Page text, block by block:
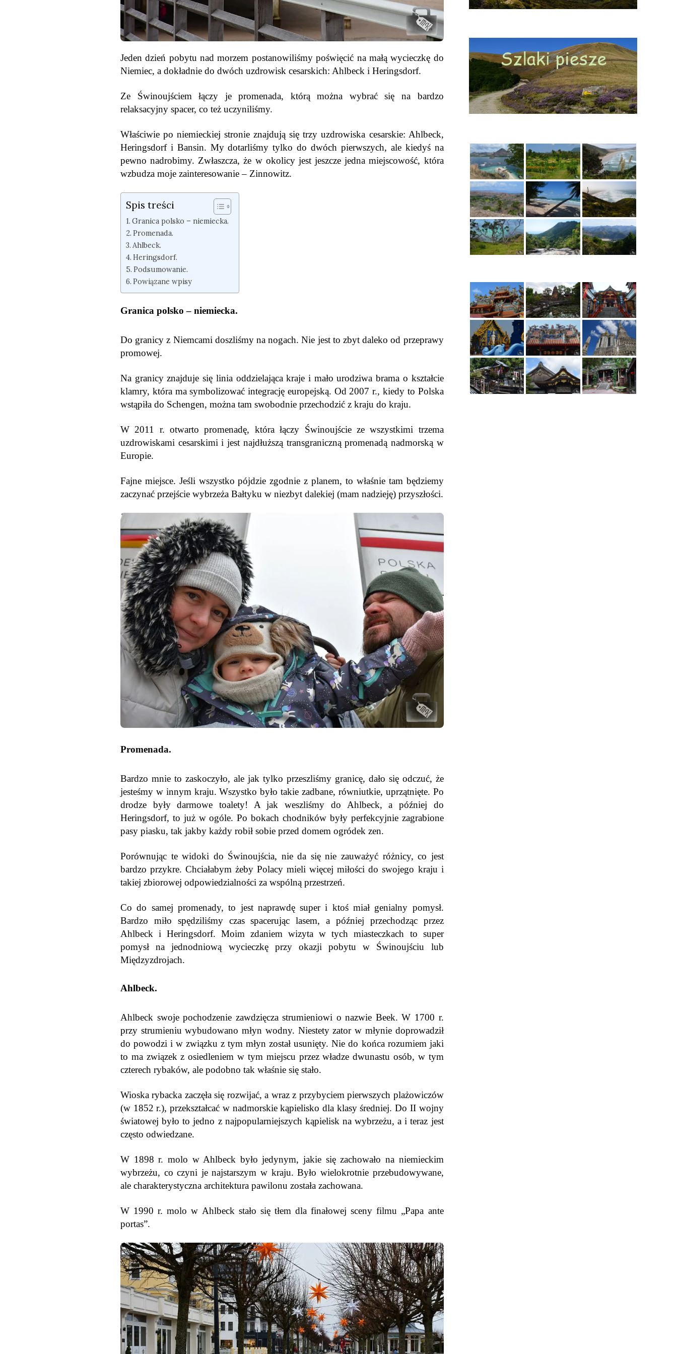
Jeden dzień pobytu nad morzem postanowiliśmy poświęcić na małą wycieczkę do
Niemiec, a dokładnie do dwóch uzdrowisk cesarskich: Ahlbeck i Heringsdorf.
Ze Świnoujściem łączy je promenada, którą można wybrać się na bardzo
relaksacyjny spacer, co też uczyniliśmy.
Właściwie po niemieckiej stronie znajdują się trzy uzdrowiska cesarskie: Ahlbeck,
Heringsdorf i Bansin. My dotarliśmy tylko do dwóch pierwszych, ale kiedyś na
pewno nadrobimy. Zwłaszcza, że w okolicy jest jeszcze jedna miejscowość, która
wzbudza moje zainteresowanie – Zinnowitz.
Spis treści
Granica polsko – niemiecka.
Promenada.
Ahlbeck.
Heringsdorf.
Podsumowanie.
Powiązane wpisy
Granica polsko – niemiecka.
Do granicy z Niemcami doszliśmy na nogach. Nie jest to zbyt daleko od przeprawy
promowej.
Na granicy znajduje się linia oddzielająca kraje i mało urodziwa brama o kształcie
klamry, która ma symbolizować integrację europejską. Od 2007 r., kiedy to Polska
wstąpiła do Schengen, można tam swobodnie przechodzić z kraju do kraju.
W 2011 r. otwarto promenadę, która łączy Świnoujście ze wszystkimi trzema
uzdrowiskami cesarskimi i jest najdłuższą transgraniczną promenadą nadmorską w
Europie.
Fajne miejsce. Jeśli wszystko pójdzie zgodnie z planem, to właśnie tam będziemy
zaczynać przejście wybrzeża Bałtyku w niezbyt dalekiej (mam nadzieję) przyszłości.
Promenada.
Bardzo mnie to zaskoczyło, ale jak tylko przeszliśmy granicę, dało się odczuć, że
jesteśmy w innym kraju. Wszystko było takie zadbane, równiutkie, uprzątnięte. Po
drodze były darmowe toalety! A jak weszliśmy do Ahlbeck, a później do
Heringsdorf, to już w ogóle. Po bokach chodników były perfekcyjnie zagrabione
pasy piasku, tak jakby każdy robił sobie przed domem ogródek zen.
Porównując te widoki do Świnoujścia, nie da się nie zauważyć różnicy, co jest
bardzo przykre. Chciałabym żeby Polacy mieli więcej miłości do swojego kraju i
takiej zbiorowej odpowiedzialności za wspólną przestrzeń.
Co do samej promenady, to jest naprawdę super i ktoś miał genialny pomysł.
Bardzo miło spędziliśmy czas spacerując lasem, a później przechodząc przez
Ahlbeck i Heringsdorf. Moim zdaniem wizyta w tych miasteczkach to super
pomysł na jednodniową wycieczkę przy okazji pobytu w Świnoujściu lub
Międzyzdrojach.
Ahlbeck.
Ahlbeck swoje pochodzenie zawdzięcza strumieniowi o nazwie Beek. W 1700 r.
przy strumieniu wybudowano młyn wodny. Niestety zator w młynie doprowadził
do powodzi i w związku z tym młyn został usunięty. Nie do końca rozumiem jaki
to ma związek z osiedleniem w tym miejscu przez władze dwunastu osób, w tym
czterech rybaków, ale podobno tak właśnie się stało.
Wioska rybacka zaczęła się rozwijać, a wraz z przybyciem pierwszych plażowiczów
(w 1852 r.), przekształcać w nadmorskie kąpielisko dla klasy średniej. Do II wojny
światowej było to jedno z najpopularniejszych kąpielisk na wybrzeżu, a i teraz jest
często odwiedzane.
W 1898 r. molo w Ahlbeck było jedynym, jakie się zachowało na niemieckim
wybrzeżu, co czyni je najstarszym w kraju. Było wielokrotnie przebudowywane,
ale charakterystyczna architektura pawilonu została zachowana.
W 1990 r. molo w Ahlbeck stało się tłem dla finałowej sceny filmu „Papa ante
portas”.